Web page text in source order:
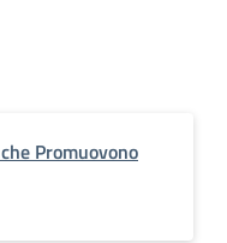
Promuovono